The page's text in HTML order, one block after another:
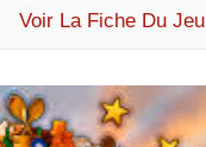
Voir La Fiche Du Jeu